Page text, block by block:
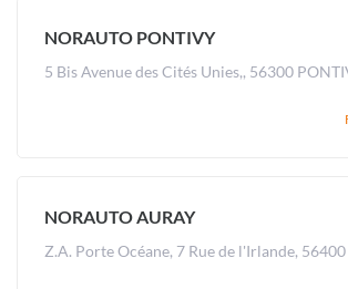
NORAUTO PONTIVY
5 Bis Avenue des Cités Unies,, 56300
NORAUTO AURAY
Z.A. Porte Océane, 7 Rue de l'Irlande,